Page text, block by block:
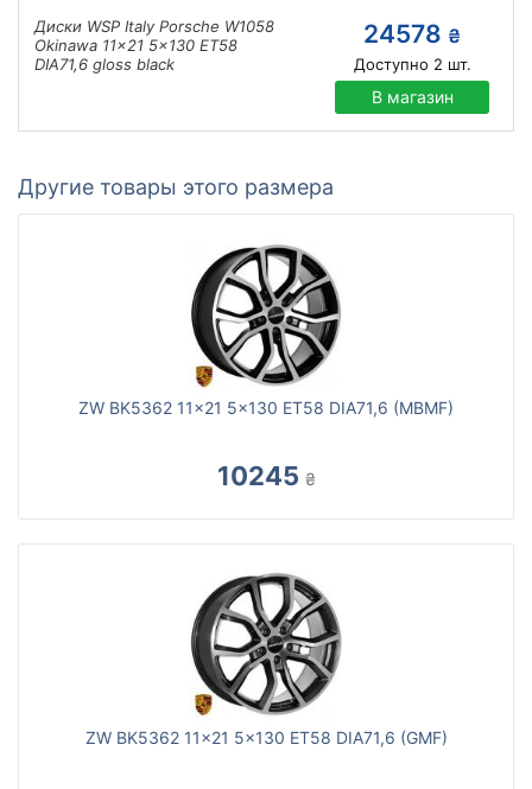
Диски WSP Italy Porsche W1058
Okinawa 11x21 5x130 ET58
DIA71,6 gloss black
24578 ₴
Доступно 2 шт.
В магазин
Другие товары этого размера
ZW BK5362 11x21 5x130 ET58 DIA71,6 (MBMF)
10245 ₴
ZW BK5362 11x21 5x130 ET58 DIA71,6 (GMF)